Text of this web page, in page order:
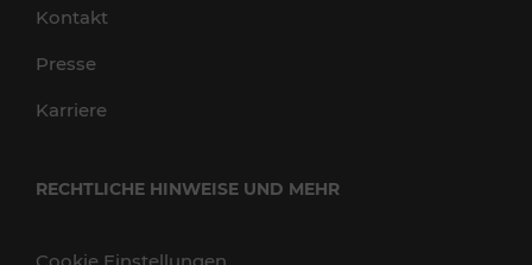
Kontakt
Presse
Karriere
RECHTLICHE HINWEISE UND MEHR